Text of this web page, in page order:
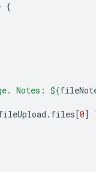
{
Notes: ${
. files[0]